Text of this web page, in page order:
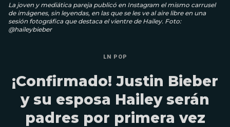
La joven y mediática pareja publicó en Instagram el mismo carrusel
de imágenes, sin leyendas, en las que se les ve al aire libre en una
sesión fotográfica que destaca el vientre de Hailey. Foto:
@haileybieber
LN POP
¡Confirmado! Justin Bieber
y su esposa Hailey serán
padres por primera vez